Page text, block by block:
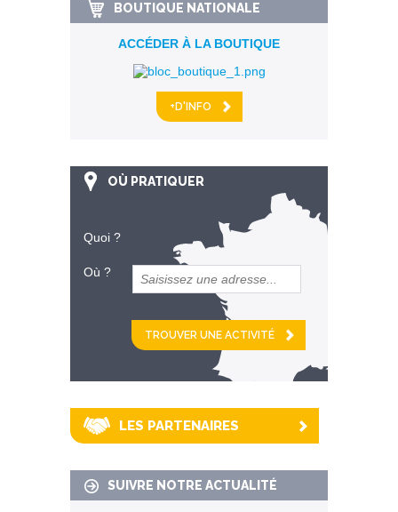
BOUTIQUE NATIONALE
ACCÉDER À LA BOUTIQUE
+D'INFO
OÙ PRATIQUER
Quoi ?
Où ?
et
km alentour
LES PARTENAIRES
SUIVRE NOTRE ACTUALITÉ